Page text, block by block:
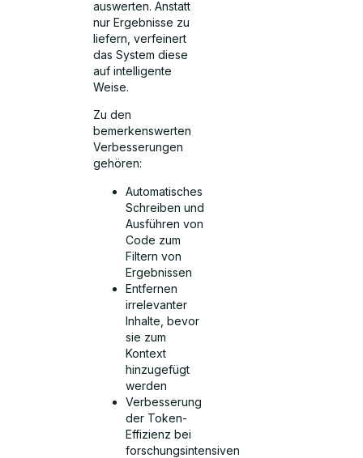
auswerten. Anstatt
nur Ergebnisse zu
liefern, verfeinert
das System diese
auf intelligente
Weise.
Zu den
bemerkenswerten
Verbesserungen
gehören:
Automatisches
Schreiben und
Ausführen von
Code zum
Filtern von
Ergebnissen
Entfernen
irrelevanter
Inhalte, bevor
sie zum
Kontext
hinzugefügt
werden
Verbesserung
der Token-
Effizienz bei
forschungsintensiven